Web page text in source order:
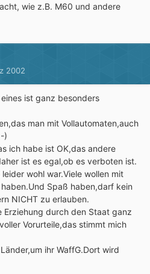
wie z.B. M60 und andere
2002
ist ganz besonders
man mit Vollautomaten,auch
)
ich habe ist OK,das andere
ist es egal,ob es verboten ist.
wohl war.Viele wollen mit
Spaß haben,darf kein
NICHT zu erlauben.
Erziehung durch den Staat ganz
Vorurteile,das stimmt mich
ihr WaffG.Dort wird